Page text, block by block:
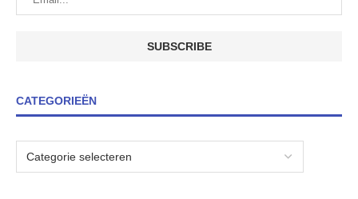
CATEGORIEËN